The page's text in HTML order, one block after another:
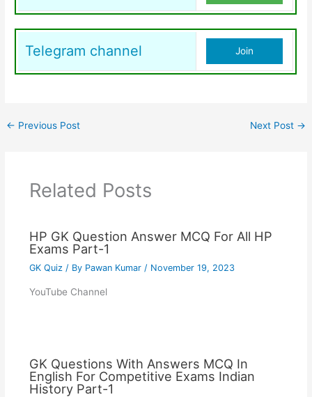
Telegram channel Join
← Previous Post Next Post →
Related Posts
HP GK Question Answer MCQ For All HP
Exams Part-1
GK Quiz / By Pawan Kumar / November 19, 2023
YouTube Channel
GK Questions With Answers MCQ In
English For Competitive Exams Indian
History Part-1